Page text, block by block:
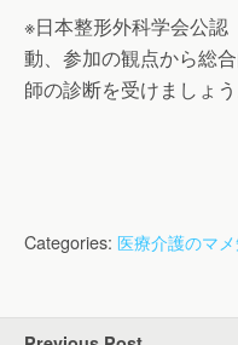
※日本整形外科学会公
動、参加の観点から総
師の診断を受けましょう
Categories: 医療介護のマ